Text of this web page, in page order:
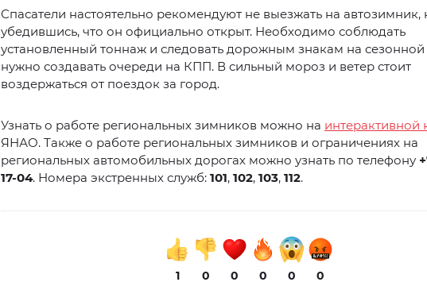
Спасатели настоятельно рекомендуют не выезжать на автозимник,
убедившись, что он официально открыт. Необходимо соблюдать
установленный тоннаж и следовать дорожным знакам на сезонной
нужно создавать очереди на КПП. В сильный мороз и ветер стоит
воздержаться от поездок за город.
Узнать о работе региональных зимников можно на интерактивной
ЯНАО. Также о работе региональных зимников и ограничениях на
региональных автомобильных дорогах можно узнать по телефону
17-04. Номера экстренных служб: 101, 102, 103, 112.
1 0 0 0 0 0